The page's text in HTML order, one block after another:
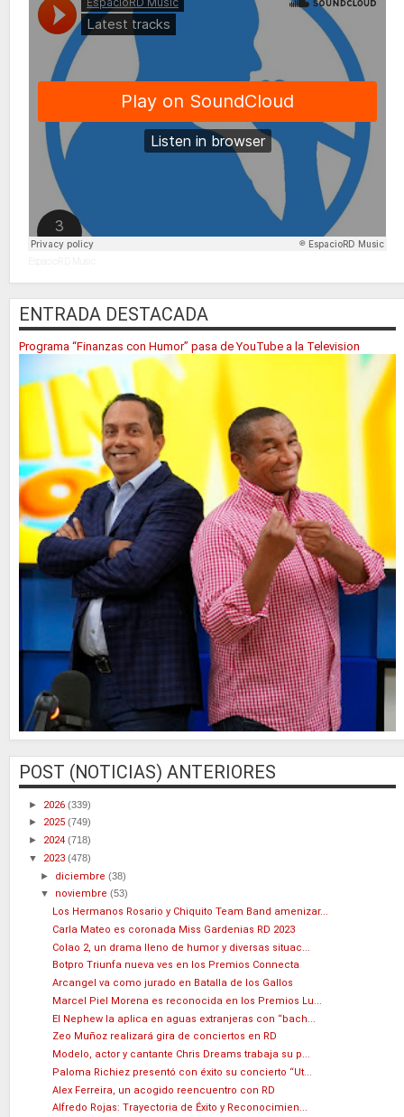
ENTRADA DESTACADA
Programa “Finanzas con Humor” pasa de YouTube a la Television
POST (NOTICIAS) ANTERIORES
► 2026 (339)
► 2025 (749)
► 2024 (718)
▼ 2023 (478)
► diciembre(38)
▼ noviembre(53)
Los Hermanos Rosario y Chiquito Team Band amenizar...
Carla Mateo es coronada Miss Gardenias RD 2023
Colao 2, un drama lleno de humor y diversas situac...
Botpro Triunfa nueva ves en los Premios Connecta
Arcangel va como jurado en Batalla de los Gallos
Marcel Piel Morena es reconocida en los Premios Lu...
El Nephew la aplica en aguas extranjeras con “bach...
Zeo Muñoz realizará gira de conciertos en RD
Modelo, actor y cantante Chris Dreams trabaja su p...
Paloma Richiez presentó con éxito su concierto “Ut...
Alex Ferreira, un acogido reencuentro con RD
Alfredo Rojas: Trayectoria de Éxito y Reconocimien...